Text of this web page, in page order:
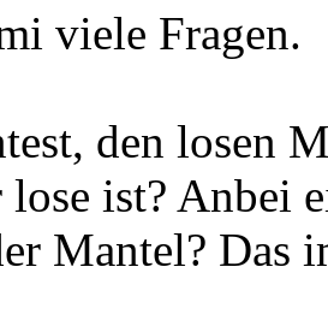
viele Fragen.
den losen
ist? Anbei
Mantel? Das